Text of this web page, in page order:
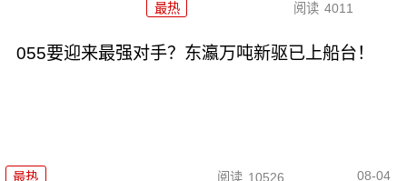
最热 阅读 4011
055要迎来最强对手？东瀛万吨新驱已上船台！
最热 阅读 10526 08-04